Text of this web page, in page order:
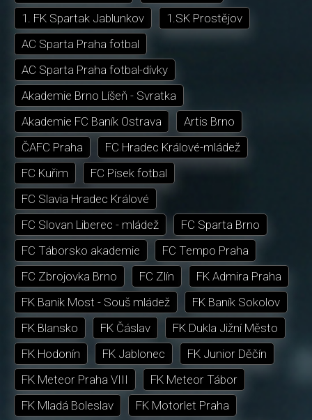
1. FK Spartak Jablunkov
1.SK Prostějov
AC Sparta Praha fotbal
AC Sparta Praha fotbal-dívky
Akademie Brno Líšeň - Svratka
Akademie FC Baník Ostrava
Artis Brno
ČAFC Praha
FC Hradec Králové-mládež
FC Kuřim
FC Písek fotbal
FC Slavia Hradec Králové
FC Slovan Liberec - mládež
FC Sparta Brno
FC Táborsko akademie
FC Tempo Praha
FC Zbrojovka Brno
FC Zlín
FK Admira Praha
FK Baník Most - Souš mládež
FK Baník Sokolov
FK Blansko
FK Čáslav
FK Dukla Jižní Město
FK Hodonín
FK Jablonec
FK Junior Děčín
FK Meteor Praha VIII
FK Meteor Tábor
FK Mladá Boleslav
FK Motorlet Praha